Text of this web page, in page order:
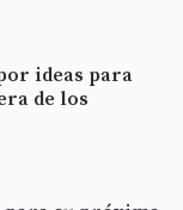
ideas para
de los